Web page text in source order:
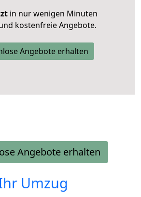
in nur wenigen Minuten
kostenfreie Angebote.
Angebote erhalten
Angebote erhalten
Umzug